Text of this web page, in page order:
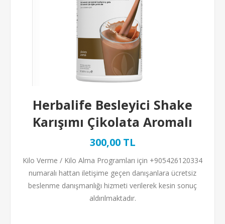
Herbalife Besleyici Shake
Karışımı Çikolata Aromalı
300,00 TL
Kilo Verme / Kilo Alma Programları için +905426120334
numaralı hattan iletişime geçen danışanlara ücretsiz
beslenme danışmanlığı hizmeti verilerek kesin sonuç
aldırılmaktadır.